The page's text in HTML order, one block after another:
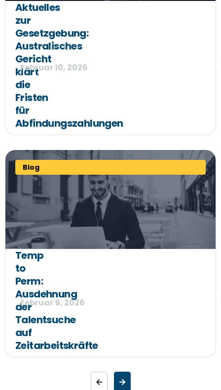
Aktuelles
zur
Gesetzgebung:
Australisches
Gericht
klärt
die
Fristen
für
Abfindungszahlungen
Februar 10, 2026
Blog
Temp
to
Perm:
Ausdehnung
der
Talentsuche
auf
Zeitarbeitskräfte
Februar 9, 2026